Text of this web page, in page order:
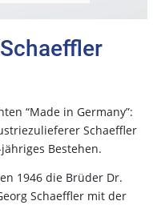
“Made in Germany”:
Schaeffler
Bestehen.
1946 die Brüder Dr.
Schaeffler mit der